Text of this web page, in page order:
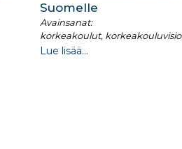
Suomelle
Avainsanat:
korkeakoulut, korkeakouluvisio
Lue lisää...